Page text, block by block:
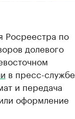
Росреестра по
долевого
в пресс-службе
и передача
оформление